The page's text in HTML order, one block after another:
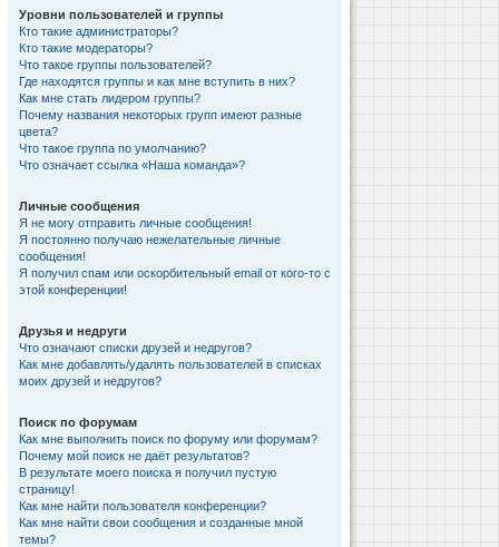
Уровни пользователей и группы
Кто такие администраторы?
Кто такие модераторы?
Что такое группы пользователей?
Где находятся группы и как мне вступить в них?
Как мне стать лидером группы?
Почему названия некоторых групп имеют разные
цвета?
Что такое группа по умолчанию?
Что означает ссылка «Наша команда»?
Личные сообщения
Я не могу отправить личные сообщения!
Я постоянно получаю нежелательные личные
сообщения!
Я получил спам или оскорбительный email от кого-то с
этой конференции!
Друзья и недруги
Что означают списки друзей и недругов?
Как мне добавлять/удалять пользователей в списках
моих друзей и недругов?
Поиск по форумам
Как мне выполнить поиск по форуму или форумам?
Почему мой поиск не даёт результатов?
В результате моего поиска я получил пустую
страницу!
Как мне найти пользователя конференции?
Как мне найти свои сообщения и созданные мной
темы?